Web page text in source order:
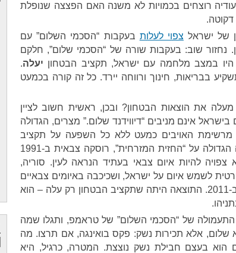
רוצחים בכמויות לא משנה האם הפצצה שנופלת
של ישראל צפוי לעלות בעקבות “הסכמי השלום” עם
נחזור שוב: בעקבות שורה של “הסכמי שלום”, חלקם
במצב מלחמה עם ישראל, תקציב הבטחון יעלה.
בבריאות, חינוך ורווחה יירד. כל זה קורה בכמעט
את הוצאות הבטחון? ובכן, ראשית חשוב לציין
אינם מניבים “דיווידנד שלום.” מצרים, הגדולה
מרשימת האויבים כמעט ללא כל השפעה על תקציב
הבטחון. עיראק, הפנטזיה הגדולה על “החזית המזרחית”, רוסקה צבאית ב-1991
היא לא צפויה להיות איום צבאי בעתיד הנראה לעין. סוריה,
לשמש איום על ישראל, ושכיכבה באיומים צבאיים
לצרכי תקציב, התרסקה ב-2011. התוצאה היתה שתקציב הבטחון רק עלה – הוא
של “הסכמי השלום” של טראמפ, ותגלו שמה
שלום, אלא תכירות נשק: פקס בואינגה, אם תרצו. מה
הוא בעצם חבילת נשק נוצצת. המטרה, כרגיל, היא